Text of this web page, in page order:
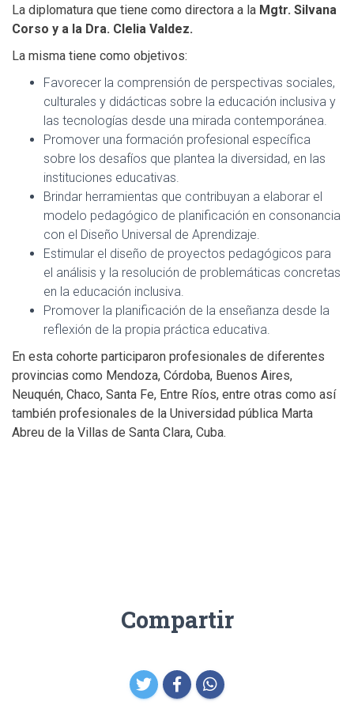
La diplomatura que tiene como directora a la Mgtr. Silvana
Corso y a la Dra. Clelia Valdez.
La misma tiene como objetivos:
Favorecer la comprensión de perspectivas sociales,
culturales y didácticas sobre la educación inclusiva y
las tecnologías desde una mirada contemporánea.
Promover una formación profesional específica
sobre los desafíos que plantea la diversidad, en las
instituciones educativas.
Brindar herramientas que contribuyan a elaborar el
modelo pedagógico de planificación en consonancia
con el Diseño Universal de Aprendizaje.
Estimular el diseño de proyectos pedagógicos para
el análisis y la resolución de problemáticas concretas
en la educación inclusiva.
Promover la planificación de la enseñanza desde la
reflexión de la propia práctica educativa.
En esta cohorte participaron profesionales de diferentes
provincias como Mendoza, Córdoba, Buenos Aires,
Neuquén, Chaco, Santa Fe, Entre Ríos, entre otras como así
también profesionales de la Universidad pública Marta
Abreu de la Villas de Santa Clara, Cuba.
Compartir